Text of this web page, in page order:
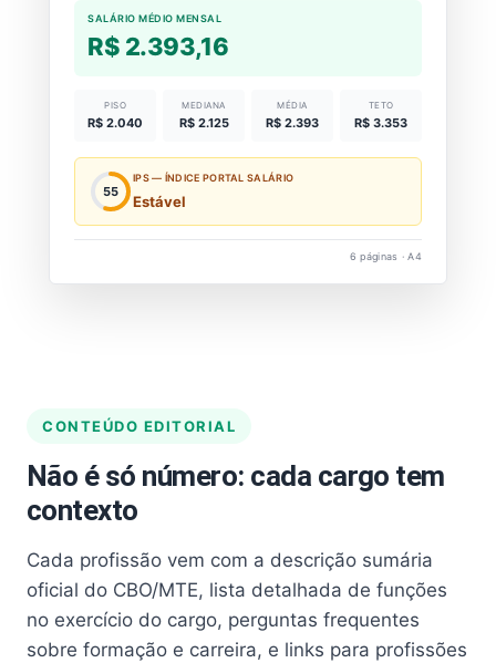
SALÁRIO MÉDIO MENSAL
R$ 2.393,16
PISO
R$ 2.040
MEDIANA
R$ 2.125
MÉDIA
R$ 2.393
TETO
R$ 3.353
55
IPS — ÍNDICE PORTAL SALÁRIO
Estável
6 páginas · A4
CONTEÚDO EDITORIAL
Não é só número: cada cargo tem
contexto
Cada profissão vem com a descrição sumária
oficial do CBO/MTE, lista detalhada de funções
no exercício do cargo, perguntas frequentes
sobre formação e carreira, e links para profissões